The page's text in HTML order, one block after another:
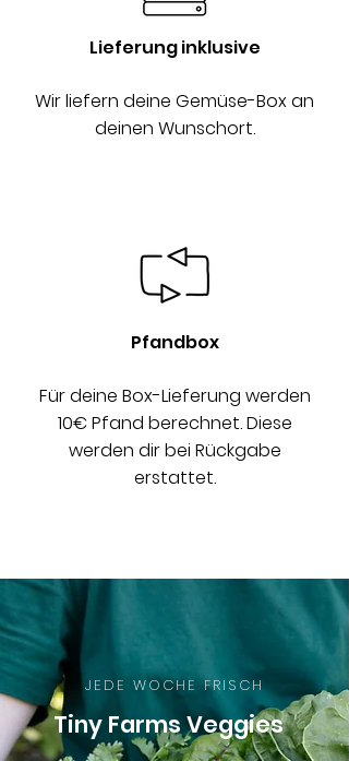
Lieferung inklusive
Wir liefern deine Gemüse-Box an
deinen Wunschort.
Pfandbox
Für deine Box-Lieferung werden
10€ Pfand berechnet. Diese
werden dir bei Rückgabe
erstattet.
JEDE WOCHE FRISCH
Tiny Farms Veggies